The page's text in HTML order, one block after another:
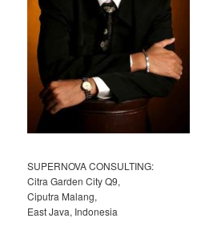
SUPERNOVA CONSULTING:
Citra Garden City Q9,
Ciputra Malang,
East Java, Indonesia